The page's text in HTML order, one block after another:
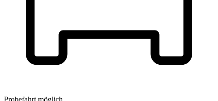
Probefahrt möglich